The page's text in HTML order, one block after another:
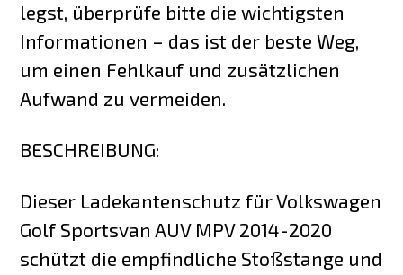
legst, überprüfe bitte die wichtigsten
Informationen – das ist der beste Weg,
um einen Fehlkauf und zusätzlichen
Aufwand zu vermeiden.
BESCHREIBUNG:
Dieser Ladekantenschutz für Volkswagen
Golf Sportsvan AUV MPV 2014-2020
schützt die empfindliche Stoßstange und